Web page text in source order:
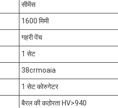
सीमेंस
1600 मिमी
गहरी पेंच
1 सेट
38crmoaia
1 सेट कोरुगेटर
बैरल की कठोरता HV>940